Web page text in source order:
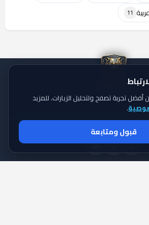
11
©تايجر الكورة: موقع يقدم أحدث أخبار الكورة
2026
تجربة تصفح ولتحليل الزيارات. للمزيد
.
قبول ومتابعة